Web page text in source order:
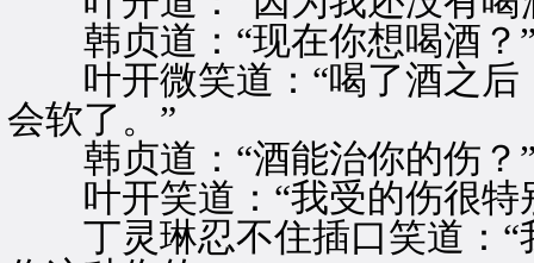
韩贞道：“现在你想喝酒？
叶开微笑道：“喝了酒之后
会软了。”
韩贞道：“酒能治你的伤？
叶开笑道：“我受的伤很特
丁灵琳忍不住插口笑道：“